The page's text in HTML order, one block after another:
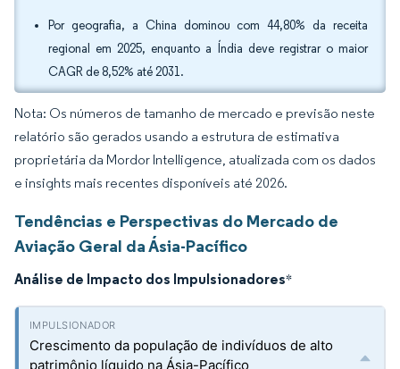
Por geografia, a China dominou com 44,80% da receita
regional em 2025, enquanto a Índia deve registrar o maior
CAGR de 8,52% até 2031.
Nota: Os números de tamanho de mercado e previsão neste
relatório são gerados usando a estrutura de estimativa
proprietária da Mordor Intelligence, atualizada com os dados
e insights mais recentes disponíveis até 2026.
Tendências e Perspectivas do Mercado de
Aviação Geral da Ásia-Pacífico
Análise de Impacto dos Impulsionadores*
Crescimento da população de indivíduos de alto
patrimônio líquido na Ásia-Pacífico